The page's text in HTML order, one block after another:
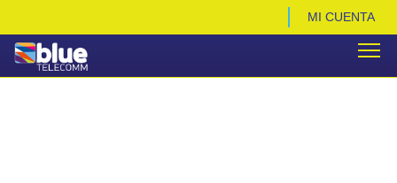
MI CUENTA